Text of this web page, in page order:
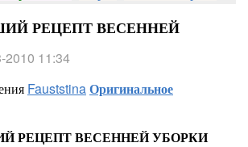
РЕЦЕПТ ВЕСЕННЕЙ
2010 11:34
FauststinaОригинальное
РЕЦЕПТ ВЕСЕННЕЙ УБОРКИ